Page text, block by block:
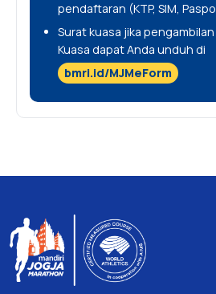
pendaftaran (KTP, SIM,
Surat kuasa jika
Kuasa dapat Anda unduh di
bmri.id/MJMeForm